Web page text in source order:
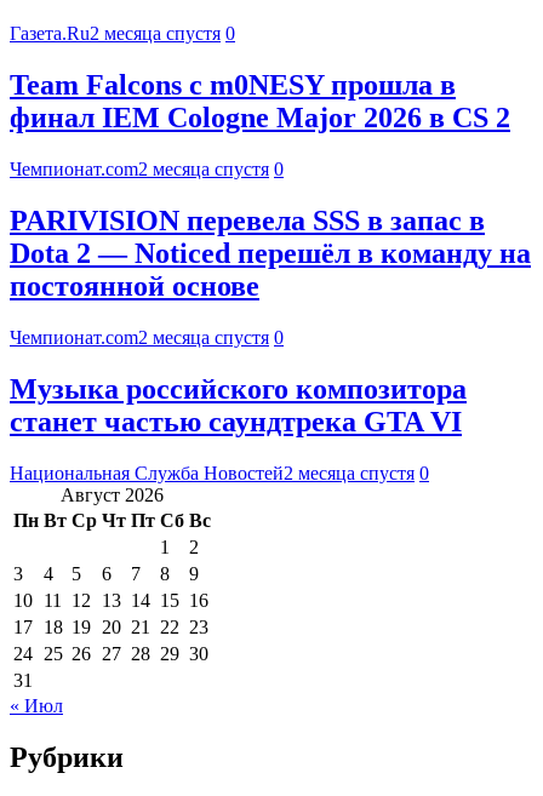
Газета.Ru2 месяца спустя 0
Team Falcons с m0NESY прошла в
финал IEM Cologne Major 2026 в CS 2
Чемпионат.com2 месяца спустя 0
PARIVISION перевела SSS в запас в
Dota 2 — Noticed перешёл в команду на
постоянной основе
Чемпионат.com2 месяца спустя 0
Музыка российского композитора
станет частью саундтрека GTA VI
Национальная Служба Новостей2 месяца спустя 0
Август 2026
Пн Вт Ср Чт Пт Сб Вс
1
2
3
4 5 6 7 8
9
10 11 12 13 14 15 16
17 18 19 20 21 22 23
24 25 26 27 28 29 30
31
« Июл
Рубрики